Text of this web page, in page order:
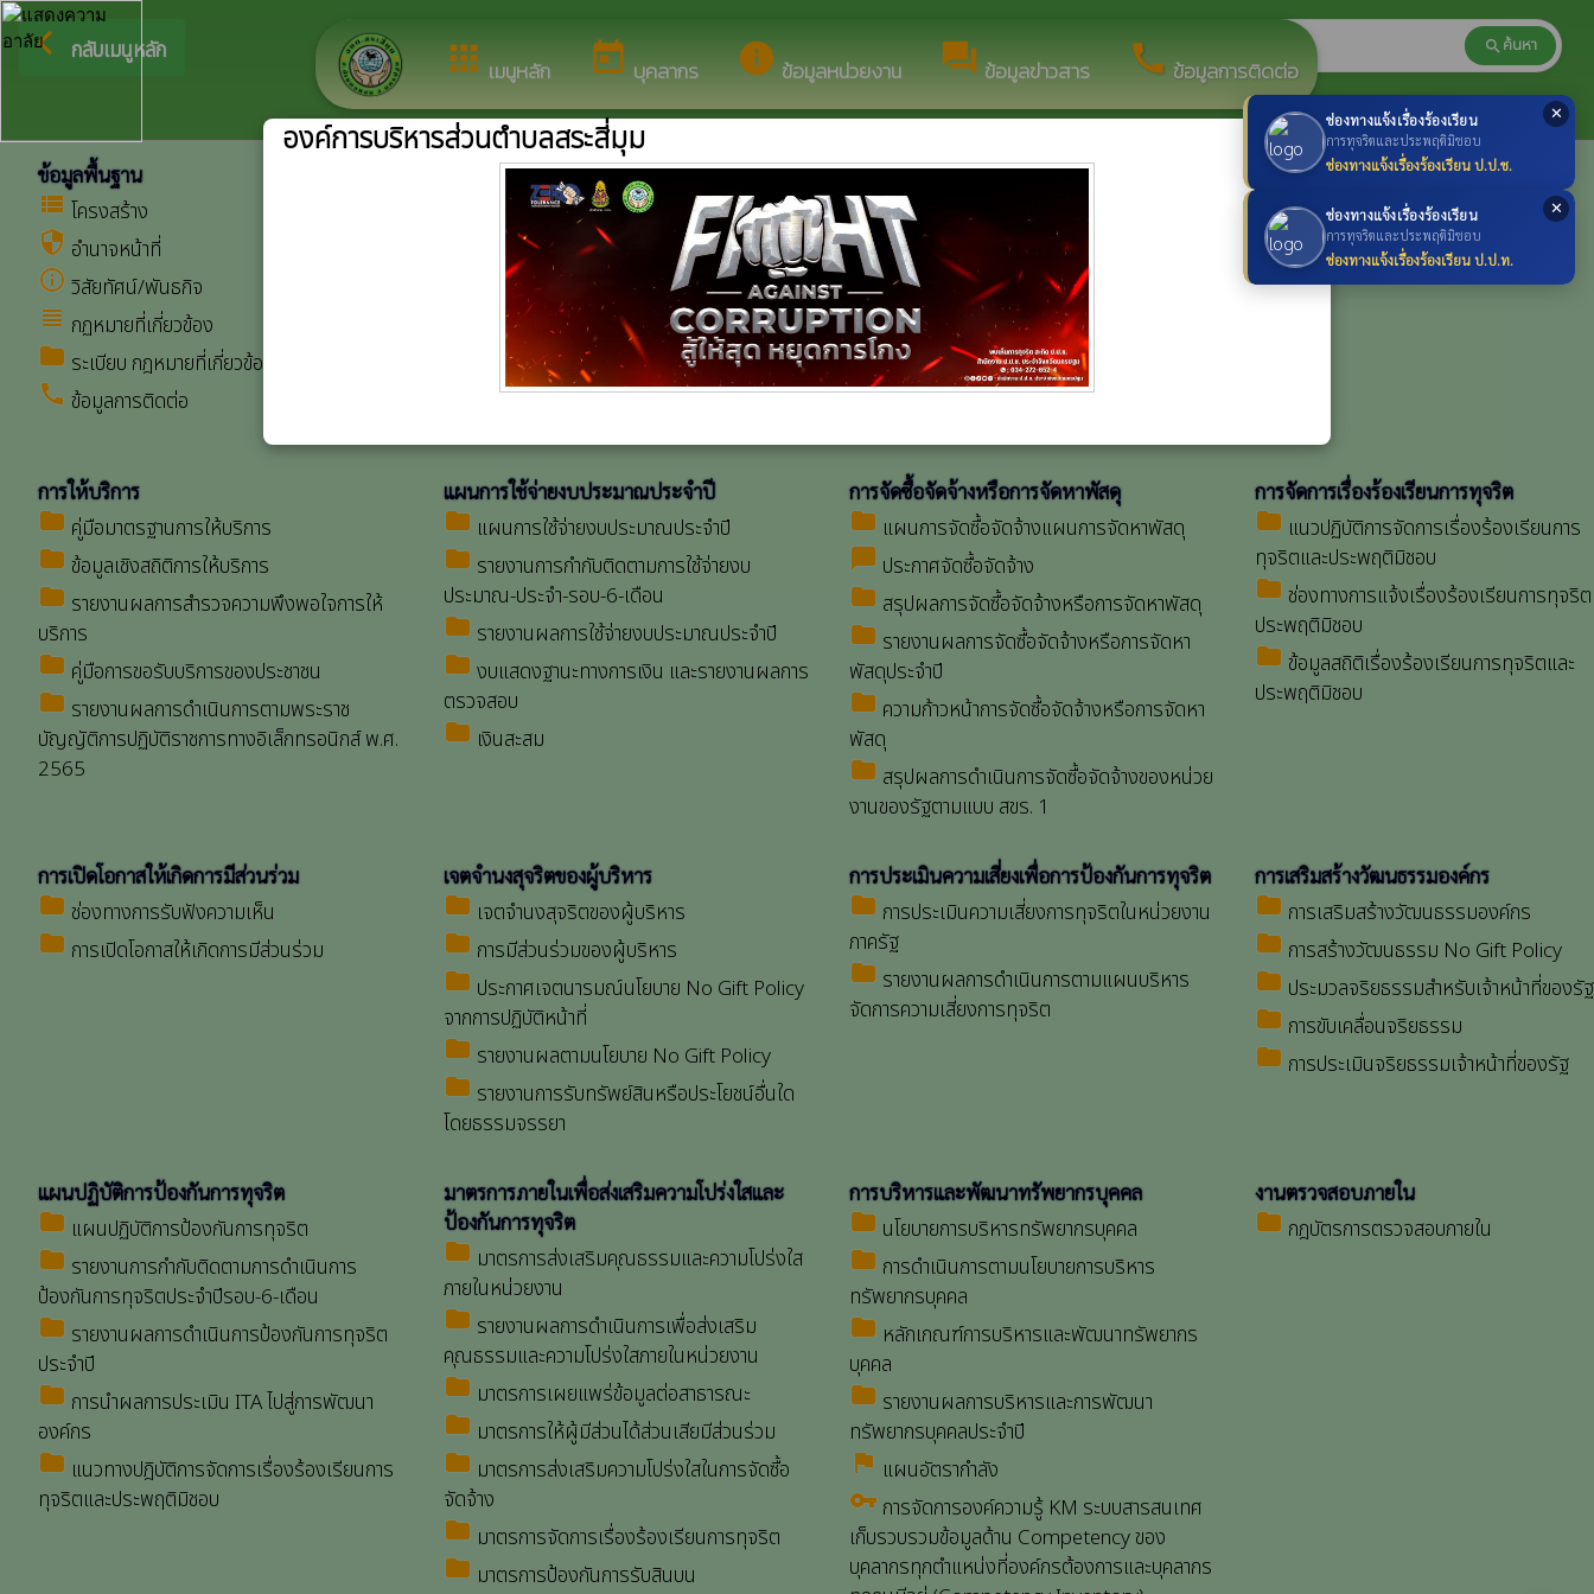
✕
ช่องทางแจ้งเรื่องร้องเรียน
การทุจริตและประพฤติมิชอบ
ช่องทางแจ้งเรื่องร้องเรียน ป.ป.ช.
✕
ช่องทางแจ้งเรื่องร้องเรียน
การทุจริตและประพฤติมิชอบ
ช่องทางแจ้งเรื่องร้องเรียน ป.ป.ท.
apps เมนูหลัก today บุคลากร info ข้อมูลหน่วยงาน forum ข้อมูลข่าวสาร call ข้อมูลการติดต่อ
arrow_back_ios กลับเมนูหลัก ยินดีต้อนรับสู่เว็บไซต์ของ องค์การบริหารส่วนตำบลสระสี่มุม search ค้นหา
ข้อมูลพื้นฐาน
view_list โครงสร้าง
security อำนาจหน้าที่
info_outline วิสัยทัศน์/พันธกิจ
view_headline กฏหมายที่เกี่ยวข้อง
folder ระเบียบ กฎหมายที่เกี่ยวข้อง
call ข้อมูลการติดต่อ
ศูนย์ข้อมูลข่าวสารขององค์กรปกครองส่วนท้อง
กฎหมายจัดตั้งองค์กรปกครองส่วนท้องถิ่น
กฎหมายกระจายอำนาจแผนพัฒนาท้องถิ่น
ข้อบัญญติงบประมาณรายจ่ายประจำปี
รายงานการประชุมสภา
ระเบียบสภาองค์การบริหารส่วนตำบลสระสี่มุม
แผนการดำเนินงาน
folderรายงานการกำกับติดตามการดำเนินงานประจำ
ปี-รอบ-6-เดือน
folderรายงานผลการติดตามและประเมินผลแผน
พัฒนา
date_rangeแผนพัฒนาท้องถิ่น
laptopแผนยุทธศาสตร์
การปฏิบัติงาน
folderคู่มือมาตรฐานการปฏิบัติงาน
การให้บริการ
folder คู่มือมาตรฐานการให้บริการ
folder ข้อมูลเชิงสถิติการให้บริการ
folder รายงานผลการสำรวจความพึงพอใจการให้
บริการ
folder คู่มือการขอรับบริการของประชาชน
folder รายงานผลการดำเนินการตามพระราช
บัญญัติการปฏิบัติราชการทางอิเล็กทรอนิกส์ พ.ศ.
2565
แผนการใช้จ่ายงบประมาณประจำปี
folder แผนการใช้จ่ายงบประมาณประจำปี
folder รายงานการกำกับติดตามการใช้จ่ายงบ
ประมาณ-ประจำ-รอบ-6-เดือน
folder รายงานผลการใช้จ่ายงบประมาณประจำปี
folder งบแสดงฐานะทางการเงิน และรายงานผลการ
ตรวจสอบ
folder เงินสะสม
การจัดซื้อจัดจ้างหรือการจัดหาพัสดุ
folder แผนการจัดซื้อจัดจ้างแผนการจัดหาพัสดุ
chat_bubble ประกาศจัดซื้อจัดจ้าง
folder สรุปผลการจัดซื้อจัดจ้างหรือการจัดหาพัสดุ
folder รายงานผลการจัดซื้อจัดจ้างหรือการจัดหา
พัสดุประจำปี
folder ความก้าวหน้าการจัดซื้อจัดจ้างหรือการจัดหา
พัสดุ
folder สรุปผลการดำเนินการจัดซื้อจัดจ้างของหน่วย
งานของรัฐตามแบบ สขร. 1
การจัดการเรื่องร้องเรียนการทุจริต
folder แนวปฏิบัติการจัดการเรื่องร้องเรียนการ
ทุจริตและประพฤติมิชอบ
folder ช่องทางการแจ้งเรื่องร้องเรียนการทุจริ
ประพฤติมิชอบ
folder ข้อมูลสถิติเรื่องร้องเรียนการทุจริตและ
ประพฤติมิชอบ
การเปิดโอกาสให้เกิดการมีส่วนร่วม
folder ช่องทางการรับฟังความเห็น
folder การเปิดโอกาสให้เกิดการมีส่วนร่วม
เจตจำนงสุจริตของผู้บริหาร
folder เจตจำนงสุจริตของผู้บริหาร
folder การมีส่วนร่วมของผู้บริหาร
folder ประกาศเจตนารมณ์นโยบาย No Gift Policy
จากการปฏิบัติหน้าที่
folder รายงานผลตามนโยบาย No Gift Policy
folder รายงานการรับทรัพย์สินหรือประโยชน์อื่นใด
โดยธรรมจรรยา
การประเมินความเสี่ยงเพื่อการป้องกันการทุจริต
folder การประเมินความเสี่ยงการทุจริตในหน่วยงาน
ภาครัฐ
folder รายงานผลการดำเนินการตามแผนบริหาร
จัดการความเสี่ยงการทุจริต
การเสริมสร้างวัฒนธรรมองค์กร
folder การเสริมสร้างวัฒนธรรมองค์กร
folder การสร้างวัฒนธรรม No Gift Policy
folder ประมวลจริยธรรมสำหรับเจ้าหน้าที่ของรัฐ
folder การขับเคลื่อนจริยธรรม
folder การประเมินจริยธรรมเจ้าหน้าที่ของรัฐ
แผนปฏิบัติการป้องกันการทุจริต
folder แผนปฏิบัติการป้องกันการทุจริต
folder รายงานการกำกับติดตามการดำเนินการ
ป้องกันการทุจริตประจำปีรอบ-6-เดือน
folder รายงานผลการดำเนินการป้องกันการทุจริต
ประจำปี
folder การนำผลการประเมิน ITA ไปสู่การพัฒนา
องค์กร
folder แนวทางปฎิบัติการจัดการเรื่องร้องเรียนการ
ทุจริตและประพฤติมิชอบ
มาตรการภายในเพื่อส่งเสริมความโปร่งใสและ
ป้องกันการทุจริต
folder มาตรการส่งเสริมคุณธรรมและความโปร่งใส
ภายในหน่วยงาน
folder รายงานผลการดำเนินการเพื่อส่งเสริม
คุณธรรมและความโปร่งใสภายในหน่วยงาน
folder มาตรการเผยแพร่ข้อมูลต่อสาธารณะ
folder มาตรการให้ผู้มีส่วนได้ส่วนเสียมีส่วนร่วม
folder มาตรการส่งเสริมความโปร่งใสในการจัดซื้อ
จัดจ้าง
folder มาตรการจัดการเรื่องร้องเรียนการทุจริต
folder มาตรการป้องกันการรับสินบน
การบริหารและพัฒนาทรัพยากรบุคคล
folder นโยบายการบริหารทรัพยากรบุคคล
folder การดำเนินการตามนโยบายการบริหาร
ทรัพยากรบุคคล
folder หลักเกณฑ์การบริหารและพัฒนาทรัพยากร
บุคคล
folder รายงานผลการบริหารและการพัฒนา
ทรัพยากรบุคคลประจำปี
assistant_photo แผนอัตรากำลัง
vpn_key การจัดการองค์ความรู้ KM ระบบสารสนเทศ
เก็บรวบรวมข้อมูลด้าน Competency ของ
บุคลากรทุกตำแหน่งที่องค์กรต้องการและบุคลากร
งานตรวจสอบภายใน
folder กฎบัตรการตรวจสอบภายใน
×
องค์การบริหารส่วนตำบลสระสี่มุม